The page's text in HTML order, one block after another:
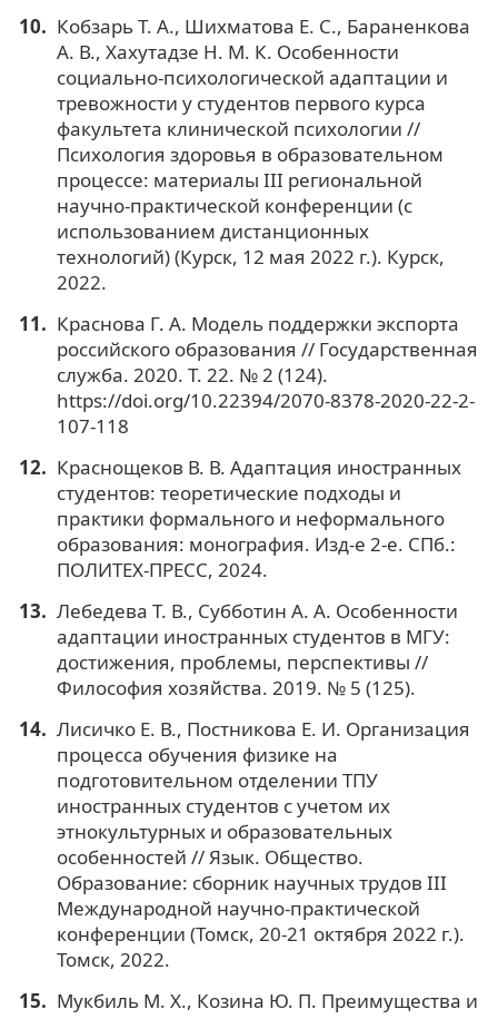
Кобзарь Т. А., Шихматова Е. С., Бараненкова
А. В., Хахутадзе Н. М. К. Особенности
социально-психологической адаптации и
тревожности у студентов первого курса
факультета клинической психологии //
Психология здоровья в образовательном
процессе: материалы III региональной
научно-практической конференции (с
использованием дистанционных
технологий) (Курск, 12 мая 2022 г.). Курск,
2022.
Краснова Г. А. Модель поддержки экспорта
российского образования // Государственная
служба. 2020. Т. 22. № 2 (124).
https://doi.org/10.22394/2070-8378-2020-22-2-
107-118
Краснощеков В. В. Адаптация иностранных
студентов: теоретические подходы и
практики формального и неформального
образования: монография. Изд-е 2-е. СПб.:
ПОЛИТЕХ-ПРЕСС, 2024.
Лебедева Т. В., Субботин А. А. Особенности
адаптации иностранных студентов в МГУ:
достижения, проблемы, перспективы //
Философия хозяйства. 2019. № 5 (125).
Лисичко Е. В., Постникова Е. И. Организация
процесса обучения физике на
подготовительном отделении ТПУ
иностранных студентов с учетом их
этнокультурных и образовательных
особенностей // Язык. Общество.
Образование: сборник научных трудов III
Международной научно-практической
конференции (Томск, 20-21 октября 2022 г.).
Томск, 2022.
Мукбиль М. Х., Козина Ю. П. Преимущества и